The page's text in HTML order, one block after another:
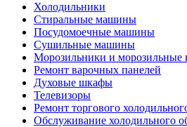
Холодильники
Стиральные машины
Посудомоечные машины
Сушильные машины
Морозильники и морозильные
Ремонт варочных панелей
Духовые шкафы
Телевизоры
Ремонт торгового
Обслуживание холодильного